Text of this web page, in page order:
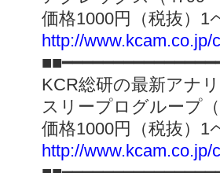
価格1000円（税抜）1
http://www.kcam.co.jp/
KCR総研の最新アナ
スリープログループ
価格1000円（税抜）1
http://www.kcam.co.jp/